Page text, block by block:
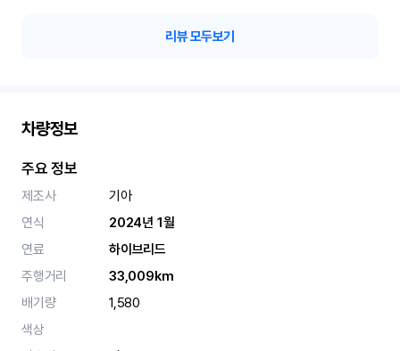
리뷰 모두보기
차량정보
주요 정보
제조사
기아
연식
2024년 1월
연료
하이브리드
주행거리
33,009km
배기량
1,580
색상